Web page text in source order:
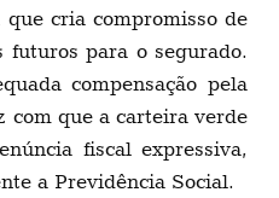
cria compromisso de
futuros para o segurado.
compensação pela
com que a carteira verde
fiscal expressiva,
a Previdência Social.